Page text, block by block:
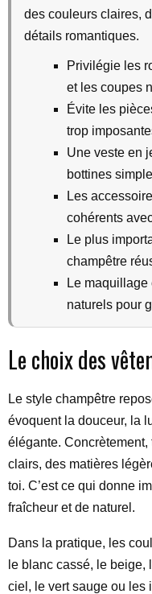
des couleurs claires,
détails romantiques.
Privilégie les
et les coupes
Évite les
trop
Une veste en
bottines
Les
cohérents
Le plus
champêtre
Le maquillage
naturels pour
Le choix des
Le style champêtre
évoquent la douceur, la
élégante. Concrètement,
clairs, des matières
toi. C’est ce qui donne
fraîcheur et de naturel.
Dans la pratique, les
le blanc cassé, le beige,
ciel, le vert sauge ou les